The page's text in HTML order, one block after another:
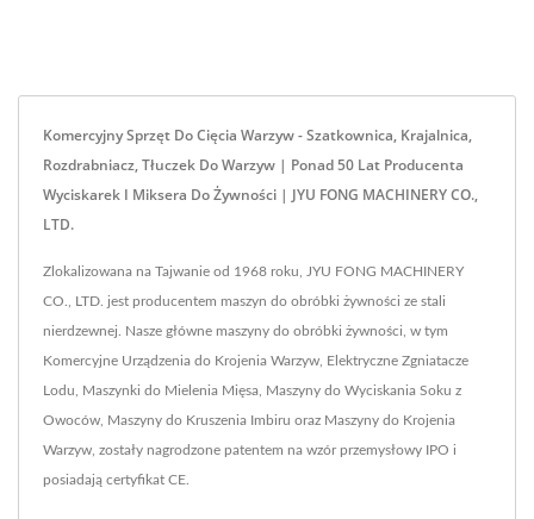
Komercyjny Sprzęt Do Cięcia Warzyw - Szatkownica, Krajalnica,
Rozdrabniacz, Tłuczek Do Warzyw | Ponad 50 Lat Producenta
Wyciskarek I Miksera Do Żywności | JYU FONG MACHINERY CO.,
LTD.
Zlokalizowana na Tajwanie od 1968 roku, JYU FONG MACHINERY
CO., LTD. jest producentem maszyn do obróbki żywności ze stali
nierdzewnej. Nasze główne maszyny do obróbki żywności, w tym
Komercyjne Urządzenia do Krojenia Warzyw, Elektryczne Zgniatacze
Lodu, Maszynki do Mielenia Mięsa, Maszyny do Wyciskania Soku z
Owoców, Maszyny do Kruszenia Imbiru oraz Maszyny do Krojenia
Warzyw, zostały nagrodzone patentem na wzór przemysłowy IPO i
posiadają certyfikat CE.